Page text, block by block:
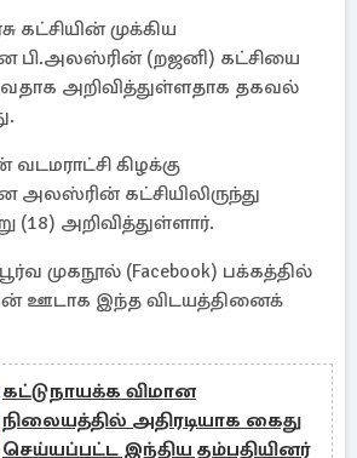
கட்சியின் முக்கிய
பி.அலஸ்ரின் (றஜனி) கட்சியை
அறிவித்துள்ளதாக தகவல்
வடமராட்சி கிழக்கு
அலஸ்ரின் கட்சியிலிருந்து
(18) அறிவித்துள்ளார்.
முகநூல் (Facebook) பக்கத்தில்
ஊடாக இந்த விடயத்தினைக்
கட்டுநாயக்க விமான
நிலையத்தில் அதிரடியாக கைது
செய்யப்பட்ட இந்திய தம்பதியினர்